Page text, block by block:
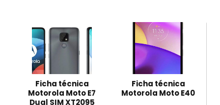
Ficha técnica
Motorola Moto E7
Dual SIM XT2095
Ficha técnica
Motorola Moto E40